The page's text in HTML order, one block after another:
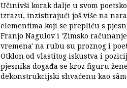
Učinivši korak dalje u svom
izrazu, inzistirajući još više na
elementima koji se prepliću s
Franjo Nagulov i 'Zimsko računanje
vremena' na rubu su proznog i
Otklon od vlastitog iskustva i
pjesnika događa se kroz figuru
dekonstrukcijski shvaćenu kao